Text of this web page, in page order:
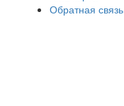
Обратная связь